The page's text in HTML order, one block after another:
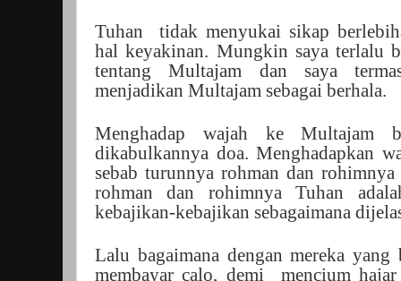
Tuhan
tidak menyukai sikap
hal keyakinan. Mungkin saya terlalu
tentang Multajam dan saya
menjadikan Multajam sebagai berhala.
Menghadap wajah ke Multajam
dikabulkannya doa. Menghadapkan
sebab turunnya rohman dan
rohman dan rohimnya Tuhan
kebajikan-kebajikan sebagaimana
Lalu bagaimana dengan mereka yang
membayar calo, demi
mencium